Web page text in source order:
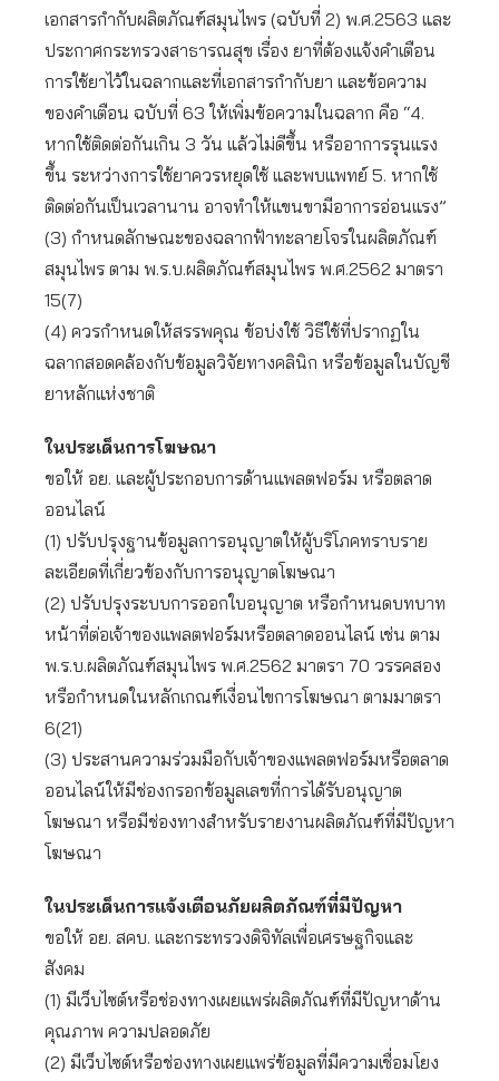
เอกสารกำกับผลิตภัณฑ์สมุนไพร (ฉบับที่ 2) พ.ศ.2563 และ
ประกาศกระทรวงสาธารณสุข เรื่อง ยาที่ต้องแจ้งคำเตือน
การใช้ยาไว้ในฉลากและที่เอกสารกำกับยา และข้อความ
ของคำเตือน ฉบับที่ 63 ให้เพิ่มข้อความในฉลาก คือ “4.
หากใช้ติดต่อกันเกิน 3 วัน แล้วไม่ดีขึ้น หรืออาการรุนแรง
ขึ้น ระหว่างการใช้ยาควรหยุดใช้ และพบแพทย์ 5. หากใช้
ติดต่อกันเป็นเวลานาน อาจทำให้แขนขามีอาการอ่อนแรง”
(3) กำหนดลักษณะของฉลากฟ้าทะลายโจรในผลิตภัณฑ์
สมุนไพร ตาม พ.ร.บ.ผลิตภัณฑ์สมุนไพร พ.ศ.2562 มาตรา
15(7)
(4) ควรกำหนดให้สรรพคุณ ข้อบ่งใช้ วิธีใช้ที่ปรากฏใน
ฉลากสอดคล้องกับข้อมูลวิจัยทางคลินิก หรือข้อมูลในบัญชี
ยาหลักแห่งชาติ
ในประเด็นการโฆษณา
ขอให้ อย. และผู้ประกอบการด้านแพลตฟอร์ม หรือตลาด
ออนไลน์
(1) ปรับปรุงฐานข้อมูลการอนุญาตให้ผู้บริโภคทราบราย
ละเอียดที่เกี่ยวข้องกับการอนุญาตโฆษณา
(2) ปรับปรุงระบบการออกใบอนุญาต หรือกำหนดบทบาท
หน้าที่ต่อเจ้าของแพลตฟอร์มหรือตลาดออนไลน์ เช่น ตาม
พ.ร.บ.ผลิตภัณฑ์สมุนไพร พ.ศ.2562 มาตรา 70 วรรคสอง
หรือกำหนดในหลักเกณฑ์เงื่อนไขการโฆษณา ตามมาตรา
6(21)
(3) ประสานความร่วมมือกับเจ้าของแพลตฟอร์มหรือตลาด
ออนไลน์ให้มีช่องกรอกข้อมูลเลขที่การได้รับอนุญาต
โฆษณา หรือมีช่องทางสำหรับรายงานผลิตภัณฑ์ที่มีปัญหา
โฆษณา
ในประเด็นการแจ้งเตือนภัยผลิตภัณฑ์ที่มีปัญหา
ขอให้ อย. สคบ. และกระทรวงดิจิทัลเพื่อเศรษฐกิจและ
สังคม
(1) มีเว็บไซต์หรือช่องทางเผยแพร่ผลิตภัณฑ์ที่มีปัญหาด้าน
คุณภาพ ความปลอดภัย
(2) มีเว็บไซต์หรือช่องทางเผยแพร่ข้อมูลที่มีความเชื่อมโยง